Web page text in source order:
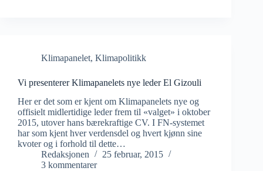
Klimapanelet, Klimapolitikk
Vi presenterer Klimapanelets nye leder El Gizouli
Her er det som er kjent om Klimapanelets nye og
offisielt midlertidige leder frem til «valget» i oktober
2015, utover hans bærekraftige CV. I FN-systemet
har som kjent hver verdensdel og hvert kjønn sine
kvoter og i forhold til dette…
Redaksjonen
25 februar, 2015
3 kommentarer